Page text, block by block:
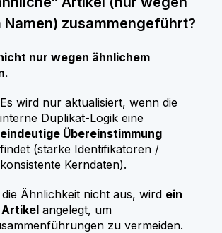
Namen) zusammengeführt?
nur wegen ähnlichem
Es wird nur aktualisiert, wenn die
interne Duplikat‑Logik eine
eindeutige Übereinstimmung
findet (starke Identifikatoren /
konsistente Kerndaten).
die Ähnlichkeit nicht aus, wird ein
angelegt, um
zu vermeiden.